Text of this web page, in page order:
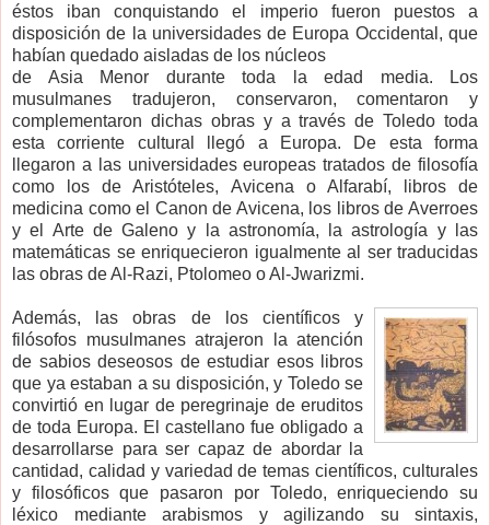
éstos iban conquistando el imperio fueron puestos a
disposición de la universidades de Europa Occidental, que
habían quedado aisladas de los núcleos
de Asia Menor durante toda la edad media. Los
musulmanes tradujeron, conservaron, comentaron y
complementaron dichas obras y a través de Toledo toda
esta corriente cultural llegó a Europa. De esta forma
llegaron a las universidades europeas tratados de filosofía
como los de Aristóteles, Avicena o Alfarabí, libros de
medicina como el Canon de Avicena, los libros de Averroes
y el Arte de Galeno y la astronomía, la astrología y las
matemáticas se enriquecieron igualmente al ser traducidas
las obras de Al-Razi, Ptolomeo o Al-Jwarizmi.
Además, las obras de los científicos y
filósofos musulmanes atrajeron la atención
de sabios deseosos de estudiar esos libros
que ya estaban a su disposición, y Toledo se
convirtió en lugar de peregrinaje de eruditos
de toda Europa. El castellano fue obligado a
desarrollarse para ser capaz de abordar la
cantidad, calidad y variedad de temas científicos, culturales
y filosóficos que pasaron por Toledo, enriqueciendo su
léxico mediante arabismos y agilizando su sintaxis,